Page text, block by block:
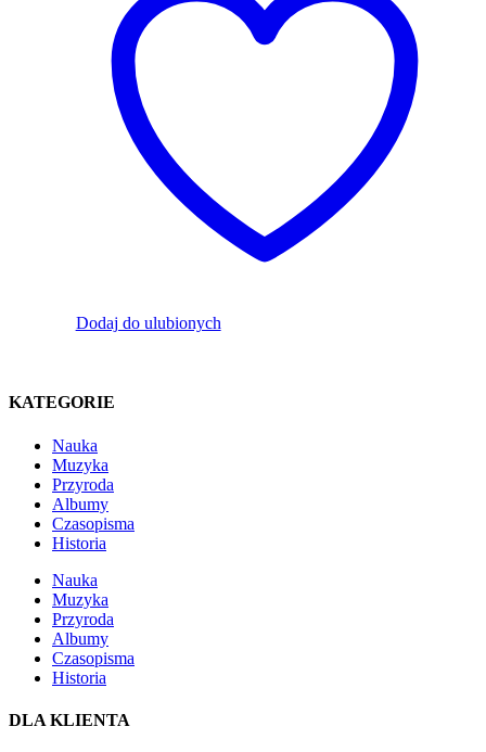
Dodaj do ulubionych
KATEGORIE
Nauka
Muzyka
Przyroda
Albumy
Czasopisma
Historia
Nauka
Muzyka
Przyroda
Albumy
Czasopisma
Historia
DLA KLIENTA